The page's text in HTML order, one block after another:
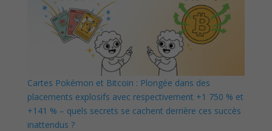
Cartes Pokémon et Bitcoin : Plongée dans des
placements explosifs avec respectivement +1 750 % et
+141 % – quels secrets se cachent derrière ces succès
inattendus ?